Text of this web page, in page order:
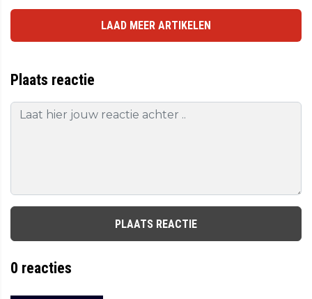
LAAD MEER ARTIKELEN
Plaats reactie
PLAATS REACTIE
0 reacties